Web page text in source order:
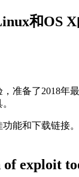
和OS
准备了2018年
能和下载链接
of exploit